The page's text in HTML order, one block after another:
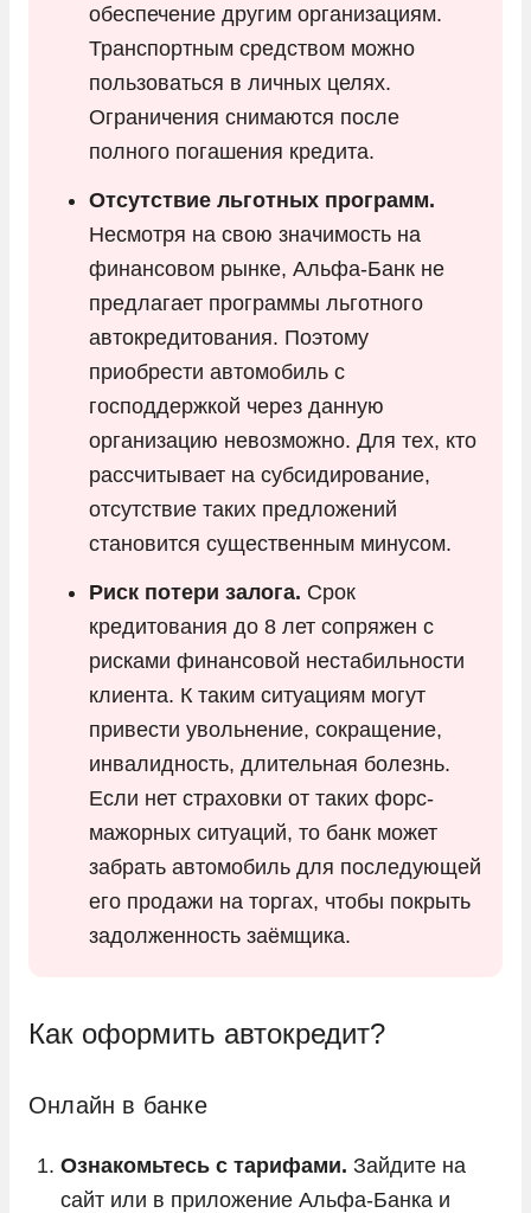
обеспечение другим организациям.
Транспортным средством можно
пользоваться в личных целях.
Ограничения снимаются после
полного погашения кредита.
Отсутствие льготных программ.
Несмотря на свою значимость на
финансовом рынке, Альфа-Банк не
предлагает программы льготного
автокредитования. Поэтому
приобрести автомобиль с
господдержкой через данную
организацию невозможно. Для тех, кто
рассчитывает на субсидирование,
отсутствие таких предложений
становится существенным минусом.
Риск потери залога. Срок
кредитования до 8 лет сопряжен с
рисками финансовой нестабильности
клиента. К таким ситуациям могут
привести увольнение, сокращение,
инвалидность, длительная болезнь.
Если нет страховки от таких форс-
мажорных ситуаций, то банк может
забрать автомобиль для последующей
его продажи на торгах, чтобы покрыть
задолженность заёмщика.
Как оформить автокредит?
Онлайн в банке
Ознакомьтесь с тарифами. Зайдите на
сайт или в приложение Альфа-Банка и